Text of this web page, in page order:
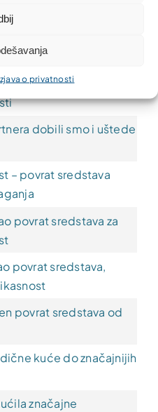
o privatnosti
ali i znatne uštede
mjera
dobili smo i uštede
– povrat sredstava
povrat sredstava za
povrat sredstava,
povrat sredstava od
kuće do značajnijih
značajne